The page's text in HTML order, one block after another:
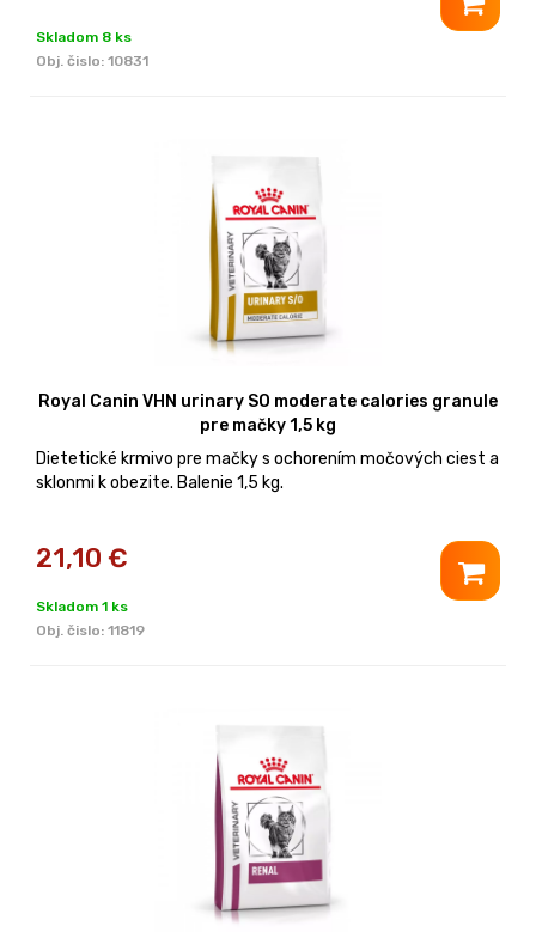
Skladom 8 ks
Obj. čislo: 10831
Royal Canin VHN urinary SO moderate calories granule
pre mačky 1,5 kg
Dietetické krmivo pre mačky s ochorením močových ciest a
sklonmi k obezite. Balenie 1,5 kg.
21,10 €
Skladom 1 ks
Obj. čislo: 11819